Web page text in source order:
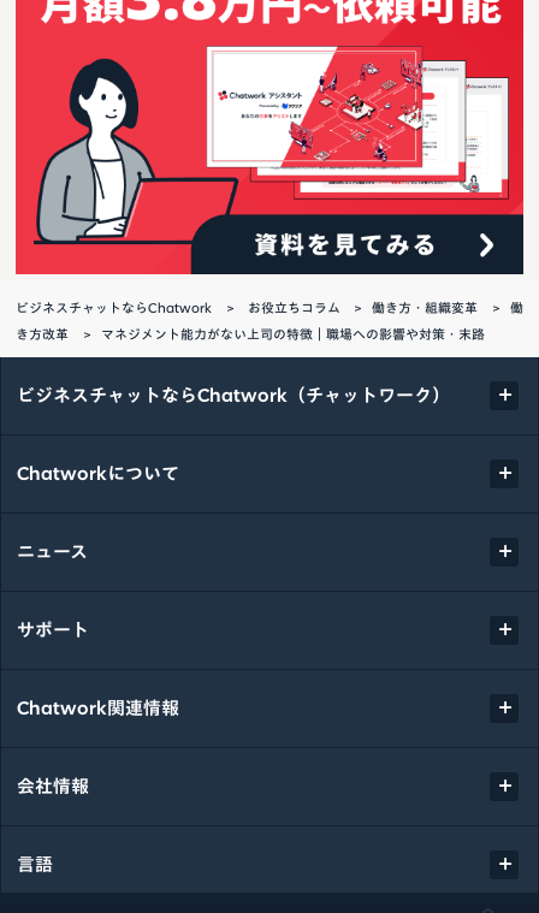
ビジネスチャットならChatwork お役立ちコラム 働き方・組織変革
働
き方改革
マネジメント能力がない上司の特徴｜職場への影響や対策・末路
ビジネスチャットならChatwork（チャットワーク）
Chatworkについて
ニュース
サポート
Chatwork関連情報
会社情報
言語